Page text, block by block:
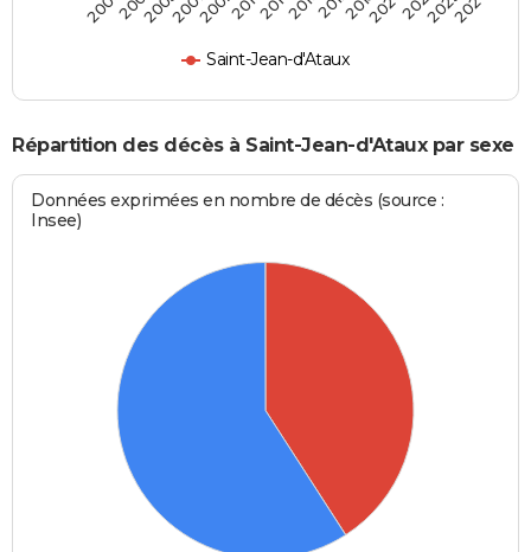
Saint-Jean-d'Ataux
Répartition des décès à Saint-Jean-d'Ataux par sexe
Données exprimées en nombre de décès (source :
Insee)